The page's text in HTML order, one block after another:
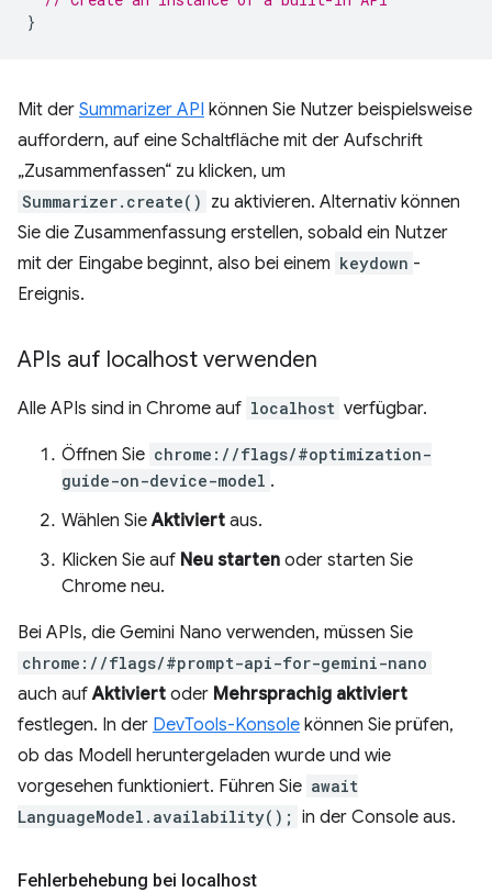
}
Mit der Summarizer API können Sie Nutzer beispielsweise
auffordern, auf eine Schaltfläche mit der Aufschrift
„Zusammenfassen“ zu klicken, um
Summarizer.create() zu aktivieren. Alternativ können
Sie die Zusammenfassung erstellen, sobald ein Nutzer
mit der Eingabe beginnt, also bei einem keydown -
Ereignis.
APIs auf localhost verwenden
Alle APIs sind in Chrome auf localhost verfügbar.
Öffnen Sie chrome://flags/#optimization-
guide-on-device-model .
Wählen SieAktiviert aus.
Klicken Sie auf Neu starten oder starten Sie
Chrome neu.
Bei APIs, die Gemini Nano verwenden, müssen Sie
chrome://flags/#prompt-api-for-gemini-nano
auch aufAktiviert oder Mehrsprachig aktiviert
festlegen. In der DevTools-Konsole können Sie prüfen,
ob das Modell heruntergeladen wurde und wie
vorgesehen funktioniert. Führen Sie await
LanguageModel.availability(); in der Console aus.
Fehlerbehebung bei localhost